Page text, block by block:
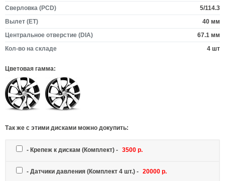
Сверловка (PCD)
5/114.3
Вылет (ET)
40 мм
Центральное отверстие (DIA)
67.1 мм
Кол-во на складе
4 шт
Цветовая гамма:
Так же c этими дисками можно докупить:
- Крепеж к дискам (Комплект) - 3500 р.
- Датчики давления (Комплект 4 шт.) - 20000 р.